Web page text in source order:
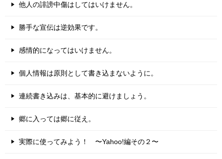
他人の誹謗中傷はしてはいけません。
勝手な宣伝は逆効果です。
感情的になってはいけません。
個人情報は原則として書き込まないように。
連続書き込みは、基本的に避けましょう。
郷に入っては郷に従え。
実際に使ってみよう！ 〜Yahoo!編その２〜